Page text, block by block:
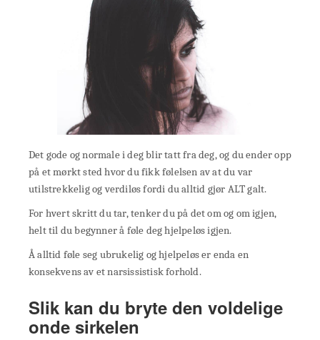
Det gode og normale i deg blir tatt fra deg, og du ender opp
på et mørkt sted hvor du fikk følelsen av at du var
utilstrekkelig og verdiløs fordi du alltid gjør ALT galt.
For hvert skritt du tar, tenker du på det om og om igjen,
helt til du begynner å føle deg hjelpeløs igjen.
Å alltid føle seg ubrukelig og hjelpeløs er enda en
konsekvens av et narsissistisk forhold.
Slik kan du bryte den voldelige
onde sirkelen